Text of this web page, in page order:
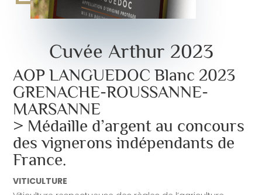
Cuvée Arthur 2023
AOP LANGUEDOC Blanc 2023
GRENACHE-ROUSSANNE-
MARSANNE
> Médaille d’argent au concours
des vignerons indépendants de
France.
VITICULTURE